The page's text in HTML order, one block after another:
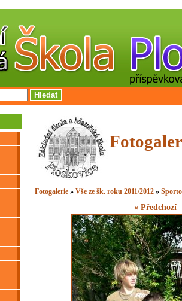
Fotogalerie »Vše ze šk. roku 2011/2012 »
« Předchozí